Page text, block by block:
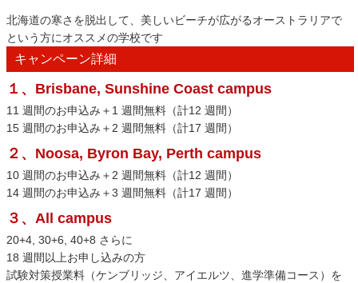
北海道の寒さを脱出して、美しいビーチが広がるオーストラリアで
という方にオススメの学校です
キャンペーン詳細
１、Brisbane, Sunshine Coast campus
11 週間のお申込み＋1 週間無料（計12 週間）
15 週間のお申込み＋2 週間無料（計17 週間）
２、Noosa, Byron Bay, Perth campus
10 週間のお申込み＋2 週間無料（計12 週間）
14 週間のお申込み＋3 週間無料（計17 週間）
３、All campus
20+4, 30+6, 40+8 さらに
18 週間以上お申し込みの方
試験対策授業料（ケンブリッジ、アイエルツ、進学準備コース）を